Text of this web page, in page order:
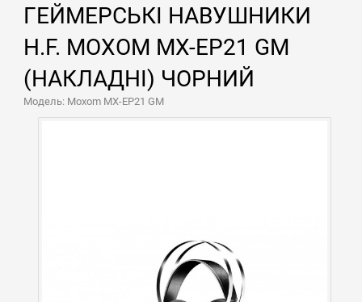
ГЕЙМЕРСЬКІ НАВУШНИКИ
H.F. MOXOM MX-EP21 GM
(НАКЛАДНІ) ЧОРНИЙ
Модель: Moxom MX-EP21 GM